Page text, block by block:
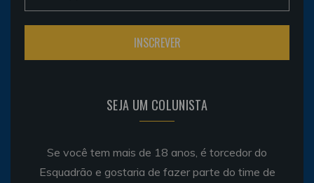
SEJA UM COLUNISTA
Se você tem mais de 18 anos, é torcedor do
Esquadrão e gostaria de fazer parte do time de